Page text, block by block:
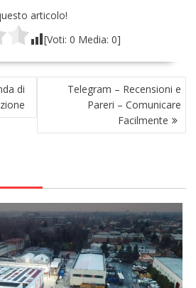
articolo!
[Voti: 0 Media: 0]
di
Telegram – Recensioni e
Pareri – Comunicare
Facilmente